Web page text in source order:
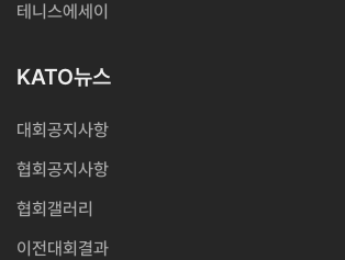
테니스에세이
KATO뉴스
대회공지사항
협회공지사항
협회갤러리
이전대회결과